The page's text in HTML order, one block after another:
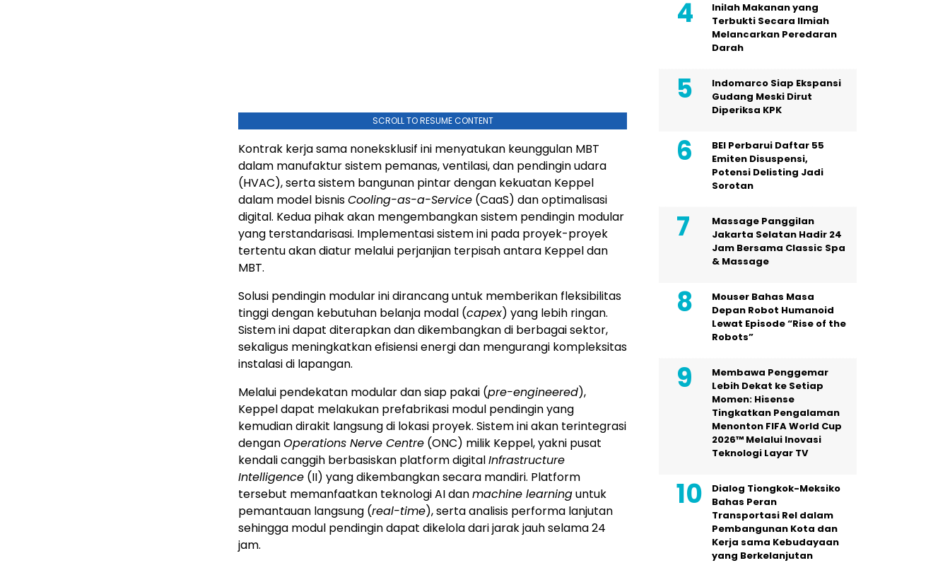
SCROLL TO RESUME CONTENT
Kontrak kerja sama noneksklusif ini menyatukan keunggulan MBT
dalam manufaktur sistem pemanas, ventilasi, dan pendingin udara
(HVAC), serta sistem bangunan pintar dengan kekuatan Keppel
dalam model bisnisCooling-as-a-Service (CaaS) dan optimalisasi
digital. Kedua pihak akan mengembangkan sistem pendingin modular
yang terstandarisasi. Implementasi sistem ini pada proyek-proyek
tertentu akan diatur melalui perjanjian terpisah antara Keppel dan
MBT.
Solusi pendingin modular ini dirancang untuk memberikan fleksibilitas
tinggi dengan kebutuhan belanja modal (capex) yang lebih ringan.
Sistem ini dapat diterapkan dan dikembangkan di berbagai sektor,
sekaligus meningkatkan efisiensi energi dan mengurangi kompleksitas
instalasi di lapangan.
Melalui pendekatan modular dan siap pakai (pre-engineered),
Keppel dapat melakukan prefabrikasi modul pendingin yang
kemudian dirakit langsung di lokasi proyek. Sistem ini akan terintegrasi
denganOperations Nerve Centre (ONC) milik Keppel, yakni pusat
kendali canggih berbasiskan platform digitalInfrastructure
Intelligence (II) yang dikembangkan secara mandiri. Platform
tersebut memanfaatkan teknologi AI danmachine learninguntuk
pemantauan langsung (real-time), serta analisis performa lanjutan
sehingga modul pendingin dapat dikelola dari jarak jauh selama 24
jam.
Inilah Makanan yang
Terbukti Secara Ilmiah
Melancarkan Peredaran
Darah
Indomarco Siap Ekspansi
Gudang Meski Dirut
Diperiksa KPK
BEI Perbarui Daftar 55
Emiten Disuspensi,
Potensi Delisting Jadi
Sorotan
Massage Panggilan
Jakarta Selatan Hadir 24
Jam Bersama Classic Spa
& Massage
Mouser Bahas Masa
Depan Robot Humanoid
Lewat Episode “Rise of the
Robots”
Membawa Penggemar
Lebih Dekat ke Setiap
Momen: Hisense
Tingkatkan Pengalaman
Menonton FIFA World Cup
2026™ Melalui Inovasi
Teknologi Layar TV
Dialog Tiongkok-Meksiko
Bahas Peran
Transportasi Rel dalam
Pembangunan Kota dan
Kerja sama Kebudayaan
yang Berkelanjutan